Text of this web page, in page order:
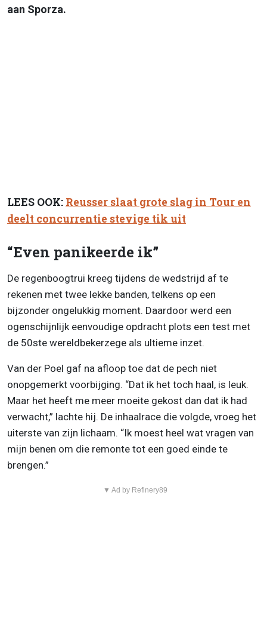
aan Sporza.
LEES OOK: Reusser slaat grote slag in Tour en
deelt concurrentie stevige tik uit
“Even panikeerde ik”
De regenboogtrui kreeg tijdens de wedstrijd af te
rekenen met twee lekke banden, telkens op een
bijzonder ongelukkig moment. Daardoor werd een
ogenschijnlijk eenvoudige opdracht plots een test met
de 50ste wereldbekerzege als ultieme inzet.
Van der Poel gaf na afloop toe dat de pech niet
onopgemerkt voorbijging. “Dat ik het toch haal, is leuk.
Maar het heeft me meer moeite gekost dan dat ik had
verwacht,” lachte hij. De inhaalrace die volgde, vroeg het
uiterste van zijn lichaam. “Ik moest heel wat vragen van
mijn benen om die remonte tot een goed einde te
brengen.”
▼ Ad by Refinery89